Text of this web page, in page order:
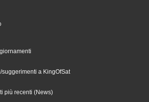
suggerimenti a KingOfSat
più recenti (News)